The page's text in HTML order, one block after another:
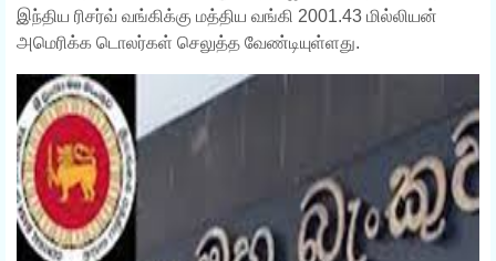
இந்திய ரிசர்வ் வங்கிக்கு மத்திய வங்கி 2001.43 மில்லியன்
அமெரிக்க டொலர்கள் செலுத்த வேண்டியுள்ளது.